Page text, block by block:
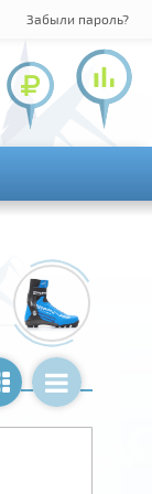
Забыли пароль?
73-73
61-54